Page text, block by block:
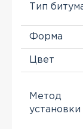
Тип
Форма
Цвет
Метод
установки